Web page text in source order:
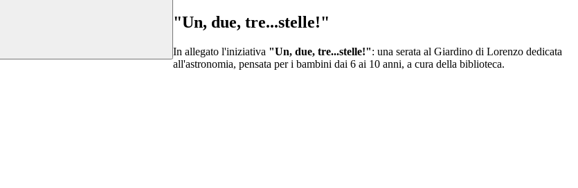
"Un, due, tre...stelle!"
In allegato l'iniziativa "Un, due, tre...stelle!": una serata al Giardino di Lorenzo dedicata
all'astronomia, pensata per i bambini dai 6 ai 10 anni, a cura della biblioteca.